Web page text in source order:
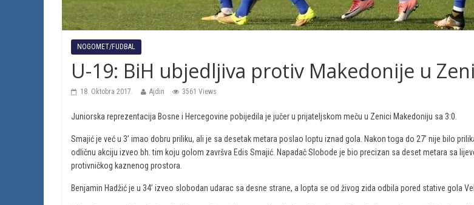
NOGOMET/FUDBAL
U-19: BiH ubjedljiva protiv Makedonije u
18. Oktobra 2017. Ajdin 3561 Views
Juniorska reprezentacija Bosne i Hercegovine pobijedila je jučer u prijateljskom meču u Zenici Makedoniju sa 3:0.
Smajić je već u 3’ imao dobru priliku, ali je sa desetak metara poslao loptu iznad gola. Nakon toga do 27’ nije bilo
odličnu akciju izveo bh. tim koju golom završva Edis Smajić. Napadač Slobode je bio precizan sa deset metara sa
protivničkog kaznenog prostora.
Benjamin Hadžić je u 34’ izveo slobodan udarac sa desne strane, a lopta se od živog zida odbila pored stative gola